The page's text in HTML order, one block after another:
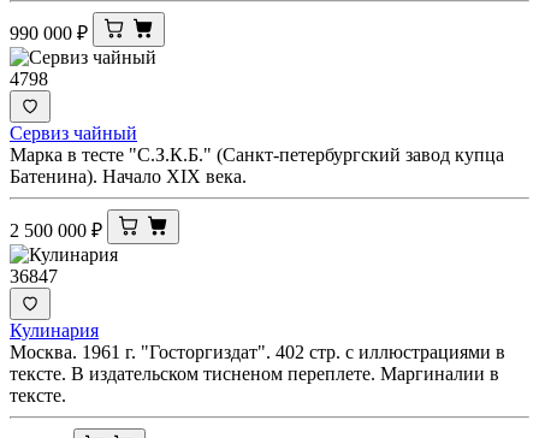
990 000 ₽
4798
Сервиз чайный
Марка в тесте "С.З.К.Б." (Санкт-петербургский завод купца
Батенина). Начало XIX века.
2 500 000 ₽
36847
Кулинария
Москва. 1961 г. "Госторгиздат". 402 стр. с иллюстрациями в
тексте. В издательском тисненом переплете. Маргиналии в
тексте.